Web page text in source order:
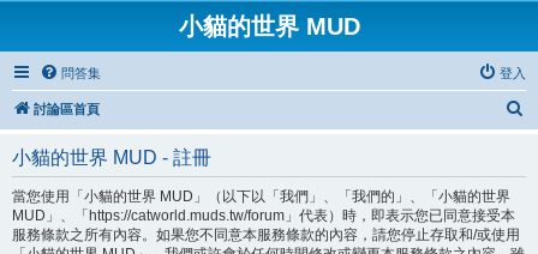
小貓的世界 MUD
問答集 登入
討論區首頁
小貓的世界 MUD - 註冊
當您使用「小貓的世界 MUD」（以下以「我們」、「我們的」、「小貓的世界
MUD」、「https://catworld.muds.tw/forum」代表）時，即表示您已同意接受本
服務條款之所有內容。如果您不同意本服務條款的內容，請您停止存取和/或使用